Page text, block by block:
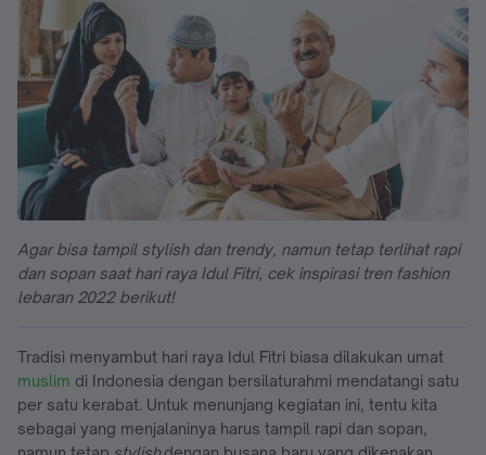
Agar bisa tampil stylish dan trendy, namun tetap terlihat rapi
dan sopan saat hari raya Idul Fitri, cek inspirasi tren fashion
lebaran 2022 berikut!
Tradisi menyambut hari raya Idul Fitri biasa dilakukan umat
muslim di Indonesia dengan bersilaturahmi mendatangi satu
per satu kerabat. Untuk menunjang kegiatan ini, tentu kita
sebagai yang menjalaninya harus tampil rapi dan sopan,